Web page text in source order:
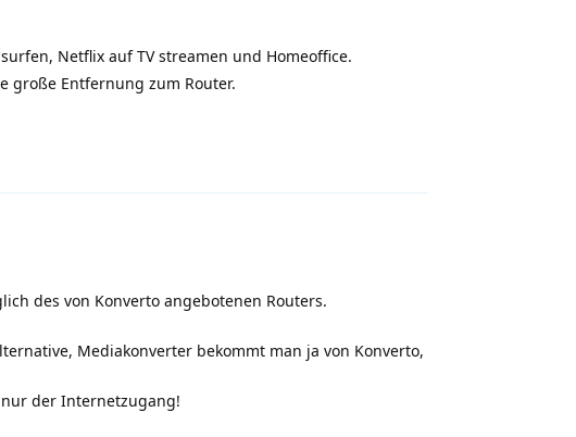
Netflix auf TV streamen und Homeoffice.
große Entfernung zum Router.
des von Konverto angebotenen Routers.
Mediakonverter bekommt man ja von Konverto,
der Internetzugang!